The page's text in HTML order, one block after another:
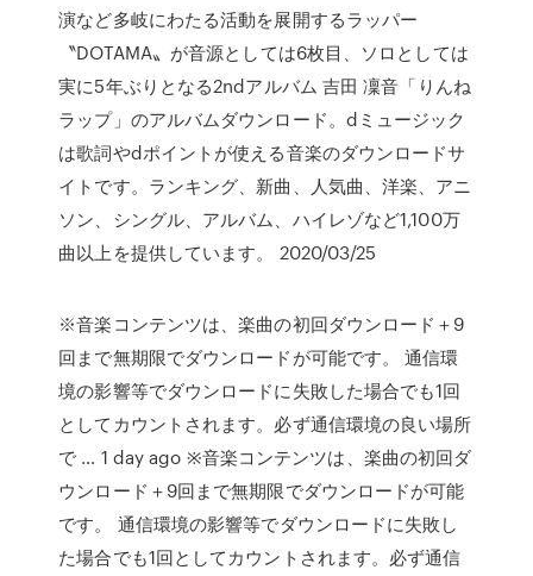
演など多岐にわたる活動を展開するラッパー
〝DOTAMA〟が音源としては6枚目、ソロとしては
実に5年ぶりとなる2ndアルバム 吉田 凜音「りんね
ラップ」のアルバムダウンロード。dミュージック
は歌詞やdポイントが使える音楽のダウンロードサ
イトです。ランキング、新曲、人気曲、洋楽、アニ
ソン、シングル、アルバム、ハイレゾなど1,100万
曲以上を提供しています。 2020/03/25
※音楽コンテンツは、楽曲の初回ダウンロード＋9
回まで無期限でダウンロードが可能です。 通信環
境の影響等でダウンロードに失敗した場合でも1回
としてカウントされます。必ず通信環境の良い場所
で … 1 day ago ※音楽コンテンツは、楽曲の初回ダ
ウンロード＋9回まで無期限でダウンロードが可能
です。 通信環境の影響等でダウンロードに失敗し
た場合でも1回としてカウントされます。必ず通信